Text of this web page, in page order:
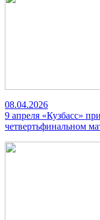
08.04.2026
9 апреля «Кузбасс»
четвертьфинальном